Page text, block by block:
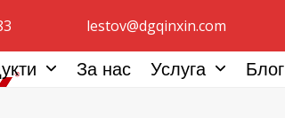
lestov@dgqinxin.com
За нас Услуга Блог